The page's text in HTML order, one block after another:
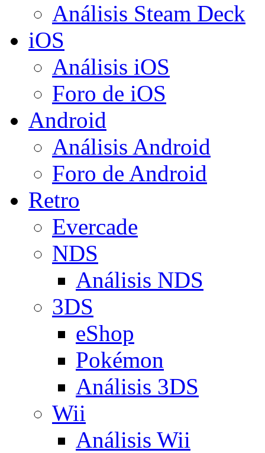
Análisis Steam Deck
iOS
Análisis iOS
Foro de iOS
Android
Análisis Android
Foro de Android
Retro
Evercade
NDS
Análisis NDS
3DS
eShop
Pokémon
Análisis 3DS
Wii
Análisis Wii